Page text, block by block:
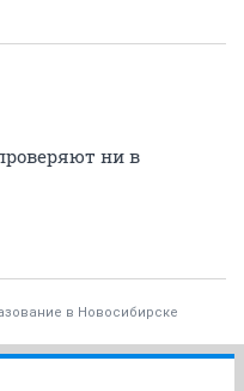
ни в
в Новосибирске